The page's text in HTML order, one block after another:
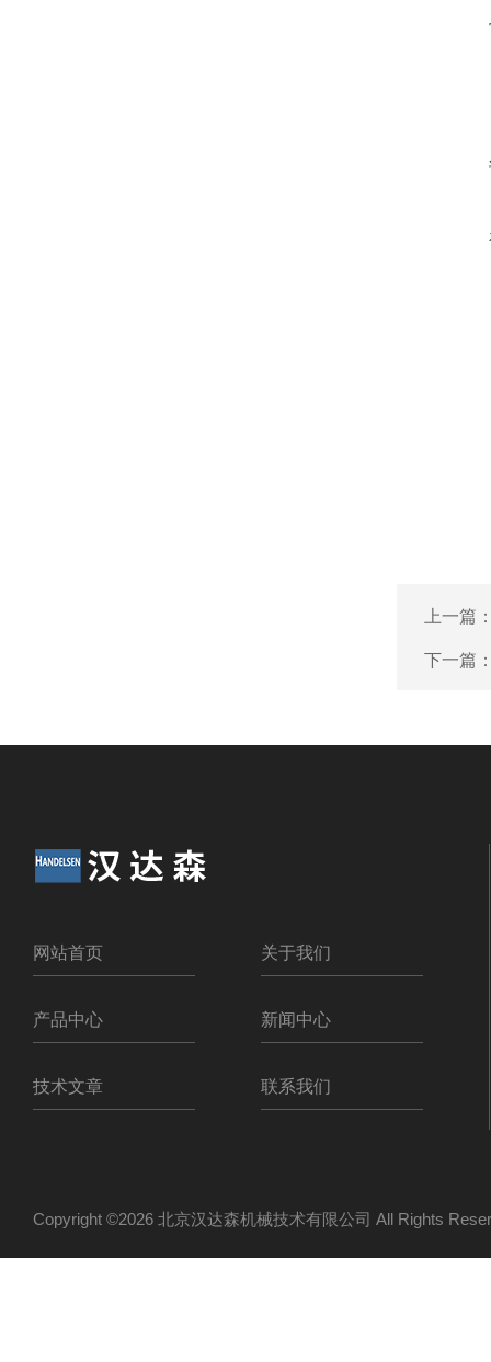
上一篇
下一篇
网站首页 关于我们
产品中心 新闻中心
技术文章 联系我们
Copyright ©2026 北京汉达森机械技术有限公司 All Rights